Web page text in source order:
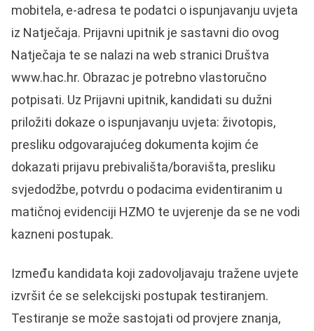
mobitela, e-adresa te podatci o ispunjavanju uvjeta
iz Natječaja. Prijavni upitnik je sastavni dio ovog
Natječaja te se nalazi na web stranici Društva
www.hac.hr. Obrazac je potrebno vlastoručno
potpisati. Uz Prijavni upitnik, kandidati su dužni
priložiti dokaze o ispunjavanju uvjeta: životopis,
presliku odgovarajućeg dokumenta kojim će
dokazati prijavu prebivališta/boravišta, presliku
svjedodžbe, potvrdu o podacima evidentiranim u
matičnoj evidenciji HZMO te uvjerenje da se ne vodi
kazneni postupak.
Između kandidata koji zadovoljavaju tražene uvjete
izvršit će se selekcijski postupak testiranjem.
Testiranje se može sastojati od provjere znanja,